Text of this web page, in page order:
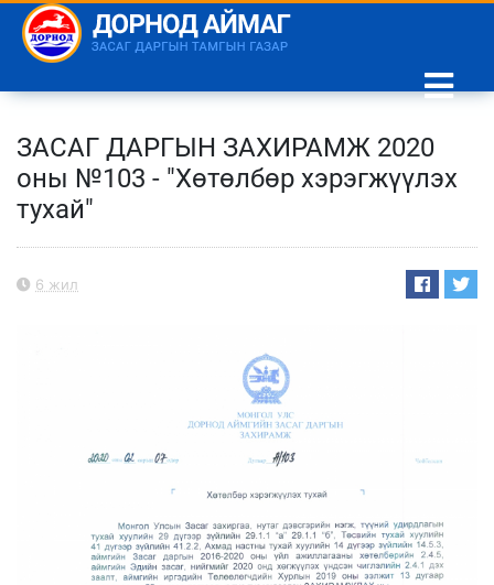
ЗАСАГ ДАРГЫН ЗАХИРАМЖ 2020
оны №103 - "Хөтөлбөр хэрэгжүүлэх
тухай"
6 жил